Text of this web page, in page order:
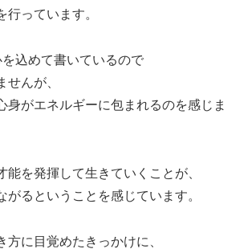
行っています。
込めて書いているので
せんが、
身がエネルギーに包まれるのを感じま
能を発揮して生きていくことが、
がるということを感じています。
方に目覚めたきっかけに、